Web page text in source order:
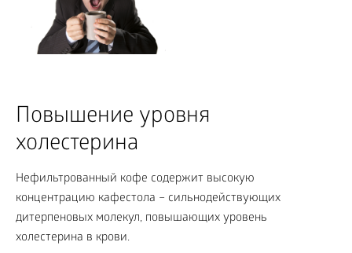
Повышение уровня
холестерина
Нефильтрованный кофе содержит высокую
концентрацию кафестола – сильнодействующих
дитерпеновых молекул, повышающих уровень
холестерина в крови.